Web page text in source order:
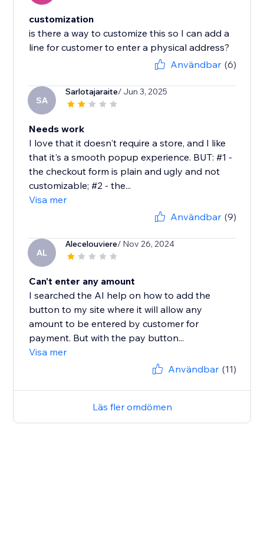
customization
is there a way to customize this so I can add a
line for customer to enter a physical address?
Användbar (6)
SA
Sarlotajaraite/ Jun 3, 2025
Needs work
I love that it doesn't require a store, and I like
that it's a smooth popup experience. BUT: #1 -
the checkout form is plain and ugly and not
customizable; #2 - the...
Visa mer
Användbar (9)
AL
Alecelouviere/ Nov 26, 2024
Can't enter any amount
I searched the AI help on how to add the
button to my site where it will allow any
amount to be entered by customer for
payment. But with the pay button...
Visa mer
Användbar (11)
Läs fler omdömen